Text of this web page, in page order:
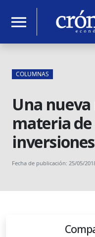
menu
COLUMNAS
Una
materia
inversiones
Fecha de publicación: 25/05/